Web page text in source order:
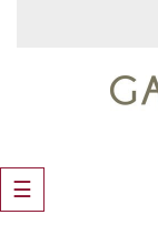
Umschalten
der
☰